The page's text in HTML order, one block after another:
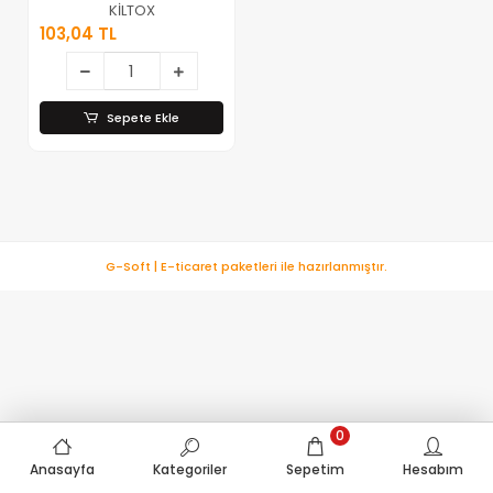
KİLTOX
103,04 TL
Sepete Ekle
Anasayfa Kategoriler Sepetim
0
Hesabım
G-Soft | E-ticaret paketleri ile hazırlanmıştır.